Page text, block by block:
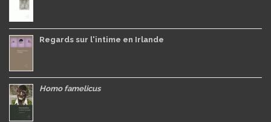
Regards sur l'intime en Irlande
Homo famelicus